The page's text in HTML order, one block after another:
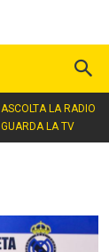
ASCOLTA LA RADIO
GUARDA LA TV